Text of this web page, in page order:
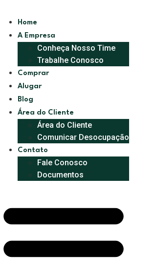
Home
A Empresa
Conheça Nosso Time
Trabalhe Conosco
Comprar
Alugar
Blog
Área do Cliente
Área do Cliente
Comunicar Desocupação
Contato
Fale Conosco
Documentos